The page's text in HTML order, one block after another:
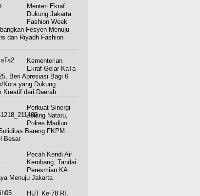
Menteri Ekraf
Dukung Jakarta
Fashion Week
Fesyen Menuju
dan Riyadh Fashion
Kementerian
Ekraf Gelar KaTa
Beri Apresiasi Bagi 6
Kota yang Dukung
Kreatif dari Daerah
Perkuat Sinergi
Jelang Nataru,
Polres Madiun
Bareng FKPM
Besar
Pecah Kendi Air
Kembang, Tandai
Peresmian KA
Menuju Jakarta
HUT Ke-78 RI,